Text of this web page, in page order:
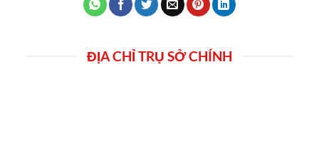
ĐỊA CHỈ TRỤ SỞ CHÍNH